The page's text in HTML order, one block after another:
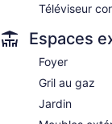
Téléviseur
Espaces
Foyer
Gril au gaz
Jardin